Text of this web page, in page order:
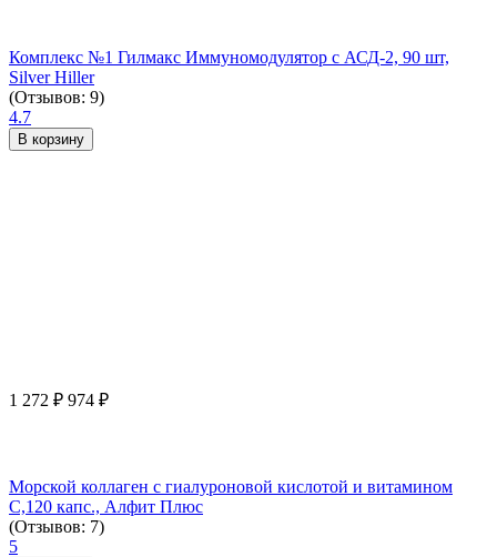
Комплекс №1 Гилмакс Иммуномодулятор с АСД-2, 90 шт,
Silver Hiller
(Отзывов: 9)
4.7
В корзину
1 272 ₽ 974 ₽
Морской коллаген с гиалуроновой кислотой и витамином
С,120 капс., Алфит Плюс
(Отзывов: 7)
5